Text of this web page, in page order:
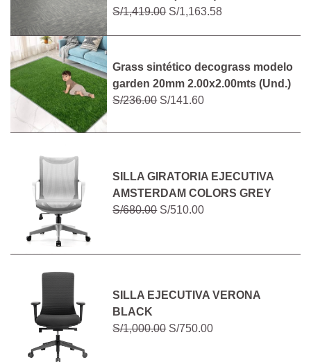
S/1,419.00S/1,163.58
Grass sintético decograss modelo
garden 20mm 2.00x2.00mts (Und.)
S/236.00S/141.60
SILLA GIRATORIA EJECUTIVA
AMSTERDAM COLORS GREY
S/680.00S/510.00
SILLA EJECUTIVA VERONA
BLACK
S/1,000.00S/750.00